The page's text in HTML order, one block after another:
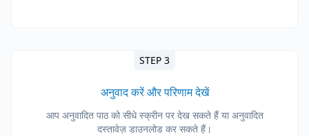
STEP 3
अनुवाद करें और परिणाम देखें
आप अनुवादित पाठ को सीधे स्क्रीन पर देख सकते हैं या अनुवादित
दस्तावेज़ डाउनलोड कर सकते हैं।